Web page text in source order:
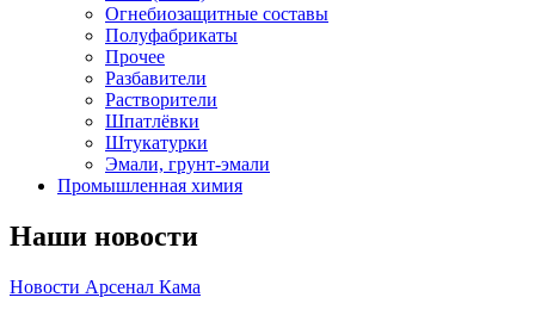
Огнебиозащитные составы
Полуфабрикаты
Прочее
Разбавители
Растворители
Шпатлёвки
Штукатурки
Эмали, грунт-эмали
Промышленная химия
Наши новости
Новости Арсенал Кама